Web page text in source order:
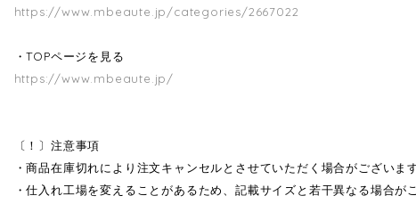
https://www.mbeaute.jp/categories/2667022
・TOPページを見る
https://www.mbeaute.jp/
〔！〕注意事項
・商品在庫切れにより注文キャンセルとさせていただく場合がございま
・仕入れ工場を変えることがあるため、記載サイズと若干異なる場合が